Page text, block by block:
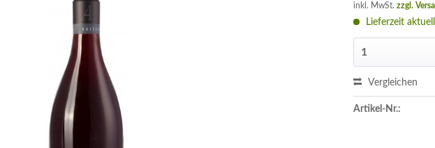
inkl. MwSt.zzgl.
Lieferzeit
Vergleichen
Artikel-Nr.: